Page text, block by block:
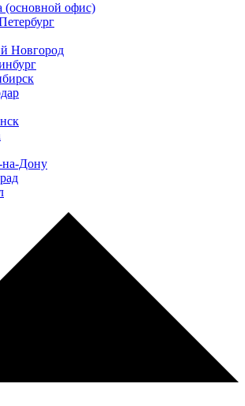
(основной офис)
Новгород
на-Дону